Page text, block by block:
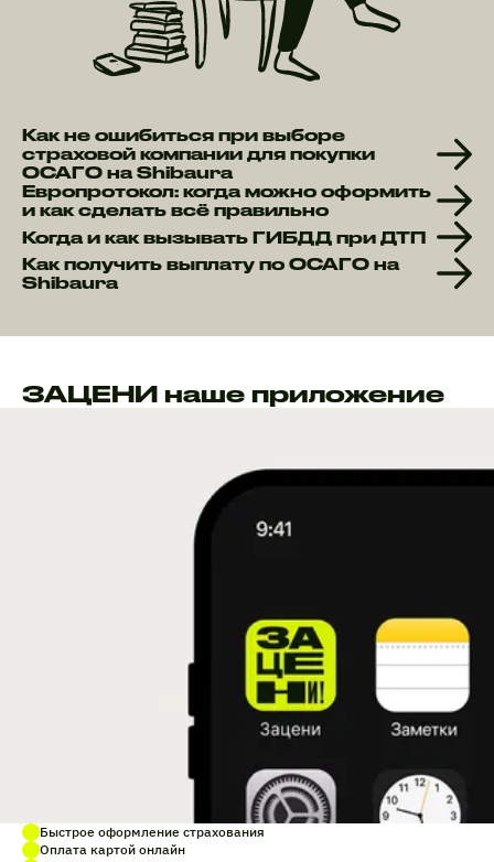
Как не ошибиться при выборе
страховой компании для покупки
ОСАГО на Shibaura
Европротокол: когда можно оформить
и как сделать всё правильно
Когда и как вызывать ГИБДД при ДТП
Как получить выплату по ОСАГО на
Shibaura
ЗАЦЕНИ наше приложение
Быстрое оформление страхования
Оплата картой онлайн